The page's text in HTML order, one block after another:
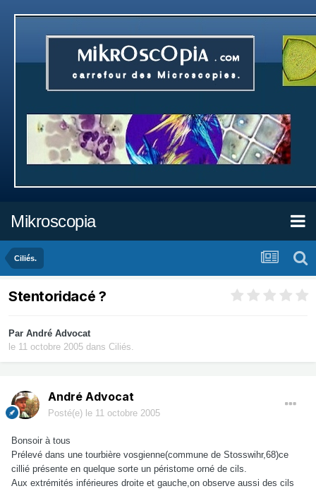
Mikroscopia
Ciliés.
Stentoridacé ?
Par André Advocat
le 11 octobre 2005 dans Ciliés.
André Advocat
Posté(e) le 11 octobre 2005
Bonsoir à tous
Prélevé dans une tourbière vosgienne(commune de Stosswihr,68)ce
cillié présente en quelque sorte un péristome orné de cils.
Aux extrémités inférieures droite et gauche,on observe aussi des cils